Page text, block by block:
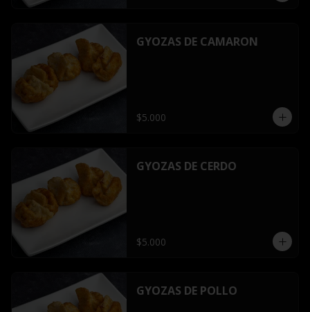
GYOZAS DE CAMARON
$5.000
GYOZAS DE CERDO
$5.000
GYOZAS DE POLLO